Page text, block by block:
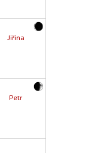
Jiřina
Petr